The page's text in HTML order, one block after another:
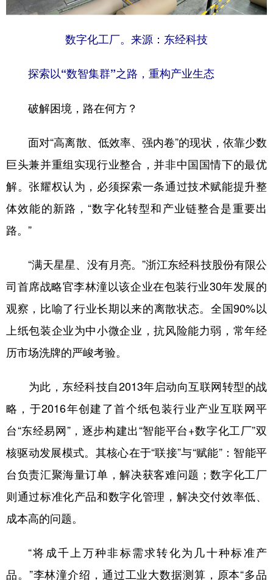
数字化工厂。来源：东经科技
探索以“数智集群”之路，重构产业生态
破解困境，路在何方？
面对“高离散、低效率、强内卷”的现状，依靠少数
巨头兼并重组实现行业整合，并非中国国情下的最优
解。张耀权认为，必须探索一条通过技术赋能提升整
体效能的新路，“数字化转型和产业链整合是重要出
路。”
“满天星星、没有月亮。”浙江东经科技股份有限公
司首席战略官李林潼以该企业在包装行业30年发展的
观察，比喻了行业长期以来的离散状态。全国90%以
上纸包装企业为中小微企业，抗风险能力弱，常年经
历市场洗牌的严峻考验。
为此，东经科技自2013年启动向互联网转型的战
略，于2016年创建了首个纸包装行业产业互联网平
台“东经易网”，逐步构建出“智能平台+数字化工厂”双
核驱动发展模式。其核心在于“联接”与“赋能”：智能平
台负责汇聚海量订单，解决获客难问题；数字化工厂
则通过标准化产品和数字化管理，解决交付效率低、
成本高的问题。
“将成千上万种非标需求转化为几十种标准产
品。”李林潼介绍，通过工业大数据测算，原本“多品